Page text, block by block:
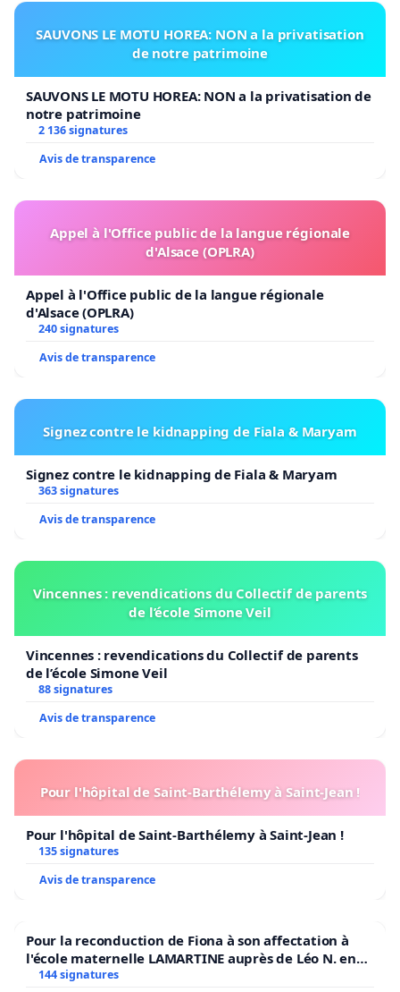
SAUVONS LE MOTU HOREA: NON a la privatisation
de notre patrimoine
SAUVONS LE MOTU HOREA: NON a la privatisation de
notre patrimoine
2 136 signatures
Avis de transparence
Appel à l'Office public de la langue régionale
d'Alsace (OPLRA)
Appel à l'Office public de la langue régionale
d'Alsace (OPLRA)
240 signatures
Avis de transparence
Signez contre le kidnapping de Fiala & Maryam
Signez contre le kidnapping de Fiala & Maryam
363 signatures
Avis de transparence
Vincennes : revendications du Collectif de parents
de l’école Simone Veil
Vincennes : revendications du Collectif de parents
de l’école Simone Veil
88 signatures
Avis de transparence
Pour l'hôpital de Saint-Barthélemy à Saint-Jean !
Pour l'hôpital de Saint-Barthélemy à Saint-Jean !
135 signatures
Avis de transparence
Pour la reconduction de Fiona à son affectation à
l'école maternelle LAMARTINE auprès de Léo N. en
2026/2027
144 signatures